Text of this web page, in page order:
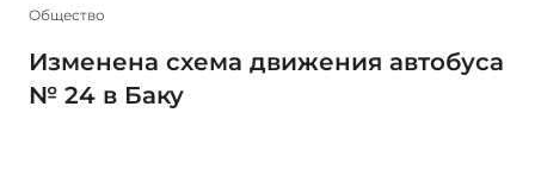
Общество
Изменена схема движения автобуса
№ 24 в Баку